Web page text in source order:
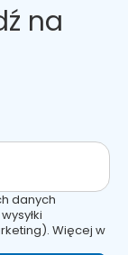
na
danych
Więcej w